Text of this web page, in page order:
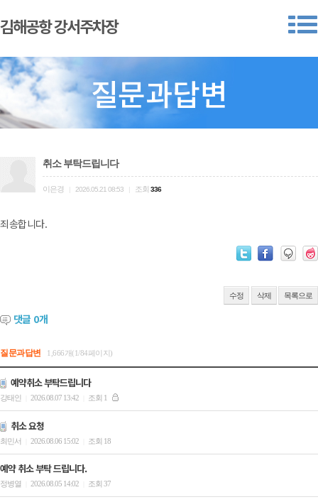
김해공항 강서주차장
질문과답변
취소 부탁드립니다
이은경 2026.05.21 08:53 조회 336
죄송합니다.
수정 삭제 목록으로
댓글 0개
질문과답변 1,666개(1/84페이지)
예약취소 부탁드립니다
강태인 2026.08.07 13:42 조회 1
취소 요청
최민서 2026.08.06 15:02 조회 18
예약 취소 부탁 드립니다.
정병열 2026.08.05 14:02 조회 37